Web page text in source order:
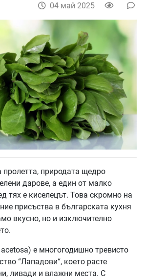
04 май 2025
пролетта, природата щедро
дарове, а един от малко
тях е киселецът. Това скромно на
присъства в българската кухня
вкусно, но и изключително
е многогодишно тревисто
“Лападови“, което расте
ливади и влажни места. С